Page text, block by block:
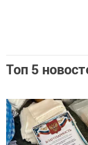
Топ 5